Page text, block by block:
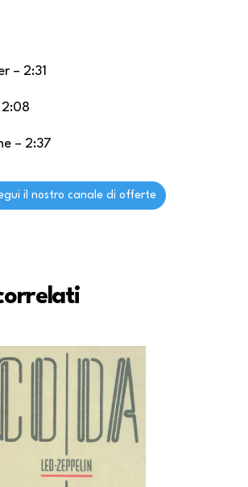
– 2:31
2:08
– 2:37
il nostro canale di offerte